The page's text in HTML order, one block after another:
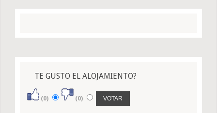
TE GUSTO EL ALOJAMIENTO?
(0) (0)